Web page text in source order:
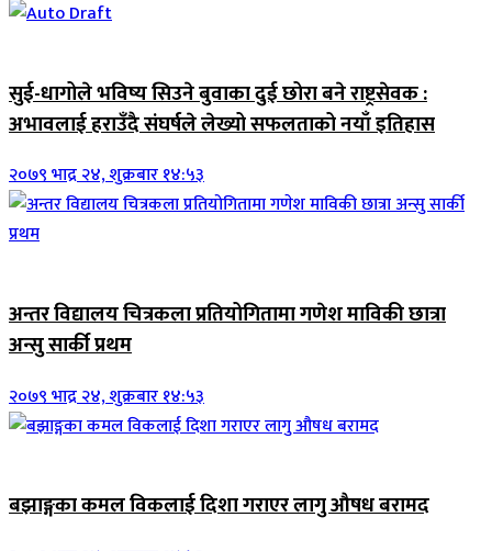
सुई-धागोले भविष्य सिउने बुवाका दुई छोरा बने राष्ट्रसेवक :
अभावलाई हराउँदै संघर्षले लेख्यो सफलताको नयाँ इतिहास
२०७९ भाद्र २४, शुक्रबार १४:५३
अन्तर विद्यालय चित्रकला प्रतियोगितामा गणेश माविकी छात्रा
अन्सु सार्की प्रथम
२०७९ भाद्र २४, शुक्रबार १४:५३
बझाङ्गका कमल विकलाई दिशा गराएर लागु औषध बरामद